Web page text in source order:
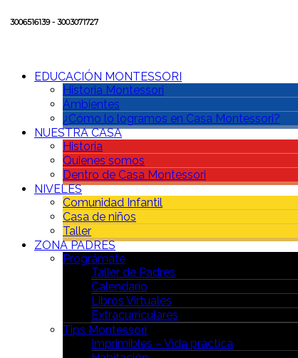
3006516139 - 3003071727
EDUCACIÓN MONTESSORI
Historia Montessori
Ambientes
¿Cómo lo logramos en Casa Montessori?
NUESTRA CASA
Historia
Quienes somos
Dentro de Casa Montessori
NIVELES
Comunidad Infantil
Casa de niños
Taller
ZONA PADRES
Prográmate
Taller de Padres
Calendario
Libros Virtuales
Extracurriculares
Tips Montessori
Imprimibles – Vida práctica